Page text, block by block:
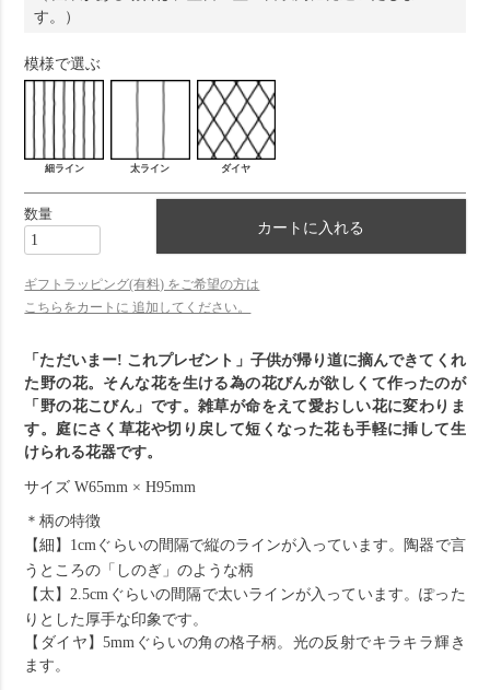
す。）
模様で選ぶ
細ライン 太ライン ダイヤ
カートに入れる
ギフトラッピング(有料) をご希望の方は
こちらをカートに 追加してください。
「ただいまー! これプレゼント」子供が帰り道に摘んできてくれ
た野の花。 そんな花を生ける為の花びんが欲しくて作ったのが
「野の花こびん」です。 雑草が命をえて愛おしい花に変わりま
す。 庭にさく草花や切り戻して短くなった花も手軽に挿して生
けられる花器です。
サイズ W65mm × H95mm
＊柄の特徴
【細】 1cmぐらいの間隔で縦のラインが入っています。陶器で言
うところの「しのぎ」のような柄
【太】 2.5cmぐらいの間隔で太いラインが入っています。ぽった
りとした厚手な印象です。
【ダイヤ】5mmぐらいの角の格子柄。光の反射でキラキラ輝き
ます。